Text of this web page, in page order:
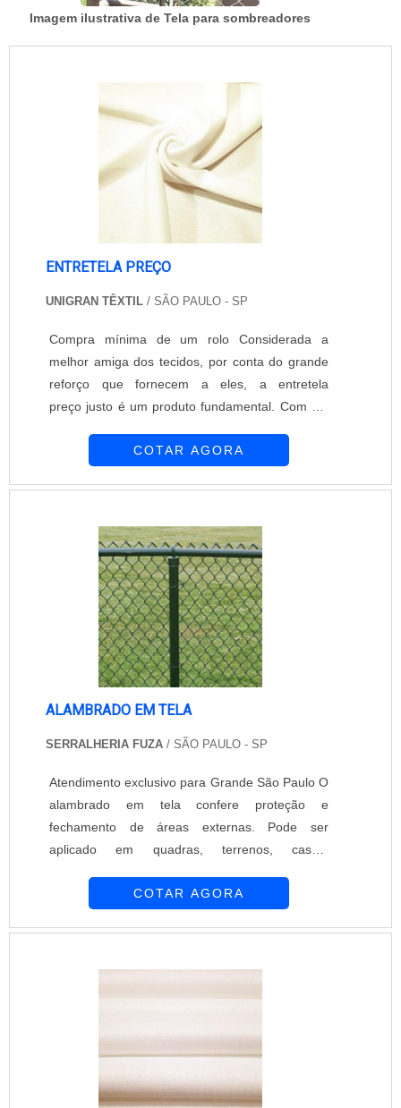
Imagem ilustrativa de Tela para sombreadores
ENTRETELA PREÇO
UNIGRAN TÊXTIL / SÃO PAULO - SP
Compra mínima de um rolo Considerada a
melhor amiga dos tecidos, por conta do grande
reforço que fornecem a eles, a entretela
preço justo é um produto fundamental. Com ela
qualidade nos colarinhos, punhos e mangas de
camisas com ajuda do ferro de passar roupa. No
entanto, com os g....
COTAR AGORA
ALAMBRADO EM TELA
SERRALHERIA FUZA / SÃO PAULO - SP
Atendimento exclusivo para Grande São Paulo O
alambrado em tela confere proteção e
fechamento de áreas externas. Pode ser
aplicado em quadras, terrenos, casas,
tipos de indústria. É fabricado em arame
COTAR AGORA